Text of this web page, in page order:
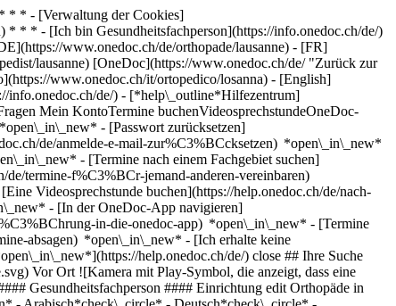
* * - [Verwaltung der Cookies]
* * - [Ich bin Gesundheitsfachperson](https://info.onedoc.ch/de/)
www.onedoc.ch/de/orthopade/lausanne) - [FR]
lausanne) [OneDoc](https://www.onedoc.ch/de/ "Zurück zur
www.onedoc.ch/it/ortopedico/losanna) - [English]
info.onedoc.ch/de/) - [*help\_outline*Hilfezentrum]
Mein KontoTermine buchenVideosprechstundeOneDoc-
- [Passwort zurücksetzen]
de/anmelde-e-mail-zur%C3%BCcksetzen) *open\_in\_new*
- [Termine nach einem Fachgebiet suchen]
termine-f%C3%BCr-jemand-anderen-vereinbaren)
Videosprechstunde buchen](https://help.onedoc.ch/de/nach-
- [In der OneDoc-App navigieren]
in-die-onedoc-app) *open\_in\_new* - [Termine verwalten](https://help.onedoc.ch/de/termine-verwalten) *open\_in\_new* - [Termine absagen](https://help.onedoc.ch/de/online-gebuchte-termine-absagen) *open\_in\_new* - [Ich erhalte keine Terminbestätigung](https://help.onedoc.ch/de/ich-erhalte-keine-terminbest%C3%A4tigung) *open\_in\_new* [Alle unsere Artikel anzeigen *open\_in\_new*](https://help.onedoc.ch/de/) close ## Ihre Suche bearbeiten ![Haus mit Pluszeichen, das anzeigt, dass eine Konsultation vor Ort möglich ist](https://www.onedoc.ch/assets/images/icons/on-site.svg) Vor Ort ![Kamera mit Play-Symbol, die anzeigt, dass eine Konsultation per Video aus der Ferne möglich ist](https://www.onedoc.ch/assets/images/icons/remote.svg) Virtuell Suche #### Fachrichtung #### Gesundheitsfachperson #### Einrichtung edit Orthopäde in Lausanne tune Filter Neue Patienten*keyboard\_arrow\_down* - Zugelassen*check\_circle* Gesprochene Sprachen*keyboard\_arrow\_down* - Arabisch*check\_circle* - Deutsch*check\_circle* - Englisch*check\_circle* - Französisch*check\_circle* - Griechisch*check\_circle* - Italienisch*check\_circle* - Portugiesisch*check\_circle* - Russisch*check\_circle* - Spanisch*check\_circle* Geschlecht*keyboard\_arrow\_down* - Weiblich*check\_circle* - Männlich*check\_circle* Netzwerk*keyboard\_arrow\_down* - Réseau Bleu*check\_circle* - Ensemble hospitalier de la Côte - EHC*check\_circle* - Medbase*check\_circle* Verfügbarkeit*keyboard\_arrow\_down* - Heute*check\_circle* - In den nächsten 3 Tagen*check\_circle* - In den nächsten 7 Tagen*check\_circle* - In den nächsten 14 Tagen*check\_circle* # Orthopädie in Lausanne: Buchen Sie heute Ihren Termin online ## 6 Ergebnisse in Lausanne [![Dr. Jérémie Gozzo, Orthopädischer Chirurg in Lausanne](https://assets.onedoc.ch/images/users/bd2268036aa9271de6b3cdc630cfa0dde9de90b29e611e3b635add2e223194ff-small.jpg "Dr. Jérémie Gozzo, Orthopädischer Chirurg in Lausanne")](https://www.onedoc.ch/de/orthopadischer-chirurg/lausanne/pcv7s/dr-jeremie-gozzo) ### [Dr. Jérémie Gozzo](https://www.onedoc.ch/de/orthopadischer-chirurg/lausanne/pcv7s/dr-jeremie-gozzo) ![Abzeichen, das ein verifiziertes Profil kennzeichnet](https://www.onedoc.ch/assets/images/icons/checkmark.svg) [Orthopädischer Chirurg](https://www.onedoc.ch/de/orthopadischer-chirurg/lausanne), Orthopäde Cabinet du Dr Gozzo Avenue d'Ouchy 35 1006 Lausanne ![Patient mit Pluszeichen, der anzeigt, dass neue Patienten angenommen werden](https://www.onedoc.ch/assets/images/icons/new-patients.svg)Akzeptiert neue Patienten [Termin buchen](https://www.onedoc.ch/de/orthopadischer-chirurg/lausanne/pcv7s/dr-jeremie-gozzo) Expertisen:[Hüftspezialist](https://www.onedoc.ch/de/huftspezialist/lausanne), [Kniespezialist](https://www.onedoc.ch/de/kniespezialist/lausanne), [Sprunggelenksspezialist | Fussgelenksspezialist](https://www.onedoc.ch/de/sprunggelenksspezialist-fussgelenksspezialist/lausanne), [Fussspezialist](https://www.onedoc.ch/de/fussspezialist/lausanne), [Hüftprothese](https://www.onedoc.ch/de/huftprothese/lausanne), [Knieprothese](https://www.onedoc.ch/de/knieprothese/lausanne), [Sprunggelenkchirurgie | Sprunggelenkoperation](https://www.onedoc.ch/de/sprunggelenkchirurgie-sprunggelenkoperation/lausanne), [Fusschirurgie | Fussoperation](https://www.onedoc.ch/de/fusschirurgie-fussoperation/lausanne), [Arthrose](https://www.onedoc.ch/de/arthrose/lausanne)Mehr anzeigen *chevron\_left* Mo. 03 Aug. *chevron\_right* Mehr Termine anzeigen *error\_outline* Beim Laden der Verfügbarkeiten ist ein Fehler aufgetreten [Erneut versuchen](https://www.onedoc.ch) Expertisen:[Hüftspezialist](https://www.onedoc.ch/de/huftspezialist/lausanne), [Kniespezialist](https://www.onedoc.ch/de/kniespezialist/lausanne), [Sprunggelenksspezialist | Fussgelenksspezialist](https://www.onedoc.ch/de/sprunggelenksspezialist-fussgelenksspezialist/lausanne), [Fussspezialist](https://www.onedoc.ch/de/fussspezialist/lausanne), [Hüftprothese](https://www.onedoc.ch/de/huftprothese/lausanne), [Knieprothese](https://www.onedoc.ch/de/knieprothese/lausanne), [Sprunggelenkchirurgie | Sprunggelenkoperation](https://www.onedoc.ch/de/sprunggelenkchirurgie-sprunggelenkoperation/lausanne), [Fusschirurgie | Fussoperation](https://www.onedoc.ch/de/fusschirurgie-fussoperation/lausanne), [Arthrose](https://www.onedoc.ch/de/arthrose/lausanne)Mehr anzeigen [![Dr. Yacine Oughlis, Orthopäde in Lausanne](https://assets.onedoc.ch/images/users/7556a60113017cf397bc0a7aa3179d43479db1599e070ba75952b451e4d6c950-small.png "Dr. Yacine Oughlis, Orthopäde in Lausanne")](https://www.onedoc.ch/de/orthopade/lausanne/pyyg/dr-yacine-oughlis) ### [Dr. Yacine Oughlis](https://www.onedoc.ch/de/orthopade/lausanne/pyyg/dr-yacine-oughlis) ![Abzeichen, das ein verifiziertes Profil kennzeichnet](https://www.onedoc.ch/assets/images/icons/checkmark.svg) Orthopäde [Medbase Lausanne Gare](https://www.onedoc.ch/de/medizinisches-zentrum/lausanne/eqq4/medbase-lausanne-gare) Place de la Gare 11A 1003 Lausanne ![Dr. Yacine Oughlis ist bei Medbase angeschlossen](https://assets.onedoc.ch/images/networks/logos/f5eeafeb3e2695f80dba6bfea4fc4a0c36c3323a83934f509b4377455dac4244-small.png) ![Patient mit Pluszeichen, der anzeigt, dass neue Patienten angenommen werden](https://www.onedoc.ch/assets/images/icons/new-patients.svg)Akzeptiert neue Patienten [Termin buchen](https://www.onedoc.ch/de/orthopade/lausanne/pyyg/dr-yacine-oughlis) Expertisen:[Arthrose](https://www.onedoc.ch/de/arthrose/lausanne), [Muskelriss | Bänderriss](https://www.onedoc.ch/de/muskelriss-banderriss/lausanne), [Distorsion | Verstauchung](https://www.onedoc.ch/de/distorsion-verstauchung/lausanne), [Bandscheibenvorfall](https://www.onedoc.ch/de/bandscheibenvorfall/lausanne)Mehr anzeigen *chevron\_left* Mo. 03 Aug. *chevron\_right* Mehr Termine anzeigen *error\_outline* Beim Laden der Verfügbarkeiten ist ein Fehler aufgetreten [Erneut versuchen](https://www.onedoc.ch) Expertisen:[Arthrose](https://www.onedoc.ch/de/arthrose/lausanne), [Muskelriss | Bänderriss](https://www.onedoc.ch/de/muskelriss-banderriss/lausanne), [Distorsion | Verstauchung](https://www.onedoc.ch/de/distorsion-verstauchung/lausanne), [Bandscheibenvorfall](https://www.onedoc.ch/de/bandscheibenvorfall/lausanne)Mehr anzeigen [![Dr. Matthieu Jaen, Orthopädischer Chirurg in Lausanne](https://assets.onedoc.ch/images/users/9c29080e4baed705d8810d22e4cfc1cfe764a97a402def7c4edf56ce47af689c-small.jpg "Dr. Matthieu Jaen, Orthopädischer Chirurg in Lausanne")](https://www.onedoc.ch/de/orthopadischer-chirurg/lausanne/pcoeo/dr-matthieu-jaen) ### [Dr. Matthieu Jaen](https://www.onedoc.ch/de/orthopadischer-chirurg/lausanne/pcoeo/dr-matthieu-jaen) ![Abzeichen, das ein verifiziertes Profil kennzeichnet](https://www.onedoc.ch/assets/images/icons/checkmark.svg) [Orthopädischer Chirurg](https://www.onedoc.ch/de/orthopadischer-chirurg/lausanne), Orthopäde [AMIIA Clinique](https://www.onedoc.ch/de/medizinische-praxis/lausanne/e787/amiia-clinique) Rue Centrale 15 1003 Lausanne ![Patient mit Pluszeichen, der anzeigt, dass neue Patienten angenommen werden](https://www.onedoc.ch/assets/images/icons/new-patients.svg)Akzeptiert neue Patienten [Termin buchen](https://www.onedoc.ch/de/orthopadischer-chirurg/lausanne/pcoeo/dr-matthieu-jaen) Expertisen:[Hüftprothese](https://www.onedoc.ch/de/huftprothese/lausanne), [Kniearthroskopie](https://www.onedoc.ch/de/kniearthroskopie/lausanne), [Hüftchirurgie | Hüftoperation](https://www.onedoc.ch/de/huftchirurgie-huftoperation/lausanne), [Knieprothese](https://www.onedoc.ch/de/knieprothese/lausanne), [Hüftspezialist](https://www.onedoc.ch/de/huftspezialist/lausanne), [Kniespezialist](https://www.onedoc.ch/de/kniespezialist/lausanne)Mehr anzeigen *chevron\_left* Mo. 03 Aug. *chevron\_right* Mehr Termine anzeigen *error\_outline* Beim Laden der Verfügbarkeiten ist ein Fehler aufgetreten [Erneut versuchen](https://www.onedoc.ch) Expertisen:[Hüftprothese](https://www.onedoc.ch/de/huftprothese/lausanne), [Kniearthroskopie](https://www.onedoc.ch/de/kniearthroskopie/lausanne), [Hüftchirurgie | Hüftoperation](https://www.onedoc.ch/de/huftchirurgie-huftoperation/lausanne), [Knieprothese](https://www.onedoc.ch/de/knieprothese/lausanne), [Hüftspezialist](https://www.onedoc.ch/de/huftspezialist/lausanne), [Kniespezialist](https://www.onedoc.ch/de/kniespezialist/lausanne)Mehr anzeigen [![Dr. Coraline Zhiti, Orthopädische Chirurgin in Lausanne](https://assets.onedoc.ch/images/users/647de1525820fbe0b81cda5f8b16aa7c71356d690156f5910bae41b6a1838bf8-small.jpg "Dr. Coraline Zhiti, Orthopädische Chirurgin in Lausanne")](https://www.onedoc.ch/de/orthopadische-chirurgin/lausanne/pc28x/dr-coraline-zhiti) ### [Dr. Coraline Zhiti](https://www.onedoc.ch/de/orthopadische-chirurgin/lausanne/pc28x/dr-coraline-zhiti) ![Abzeichen, das ein verifiziertes Profil kennzeichnet](https://www.onedoc.ch/assets/images/icons/checkmark.svg) [Orthopädische Chirurgin](https://www.onedoc.ch/de/orthopadischer-chirurg/lausanne), Orthopädin [Espace Santé de l'Avant-Poste](https://www.onedoc.ch/de/gruppenpraxis/lausanne/ebdyg/espace-sante-de-l-avant-poste) Avenue de l'Avant-Poste 4 1005 Lausanne ![Patient mit Pluszeichen, der anzeigt, dass neue Patienten angenommen werden](https://www.onedoc.ch/assets/images/icons/new-patients.svg)Akzeptiert neue Patienten [Termin buchen](https://www.onedoc.ch/de/orthopadische-chirurgin/lausanne/pc28x/dr-coraline-zhiti) Expertisen:[Kniespezialist](https://www.onedoc.ch/de/kniespezialist/lausanne), [Hüftspezialist](https://www.onedoc.ch/de/huftspezialist/lausanne), [Kreuzbandriss | Kreuzbandruptur](https://www.onedoc.ch/de/kreuzbandriss-kreuzbandruptur/lausanne), [Meniskusriss | Meniskusruptur | Meniskusläsion](https://www.onedoc.ch/de/meniskusriss-meniskusruptur-meniskuslasion/lausanne), [Knieprothese](https://www.onedoc.ch/de/knieprothese/lausanne), [Hüftprothese](https://www.onedoc.ch/de/huftprothese/lausanne), [Roboterchiru